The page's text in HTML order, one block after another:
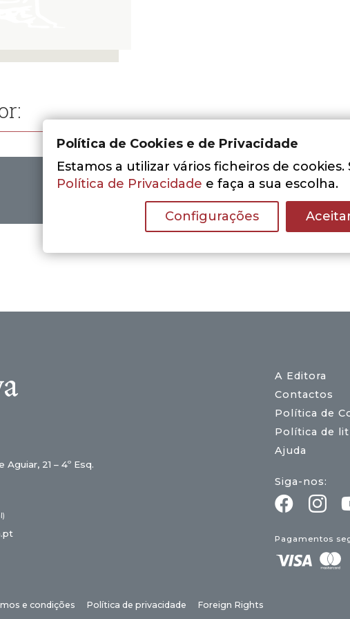
Nenhum resultado
21 – 4º Esq.
A Editora
Contactos
Política de
Política de
Ajuda
Siga-nos:
Pagamentos
e condições Política de privacidade Foreign Rights
Política de Cookies e de Privacidade
Estamos a utilizar vários ficheiros de cookies.
Política de Privacidade e faça a sua escolha.
Configurações